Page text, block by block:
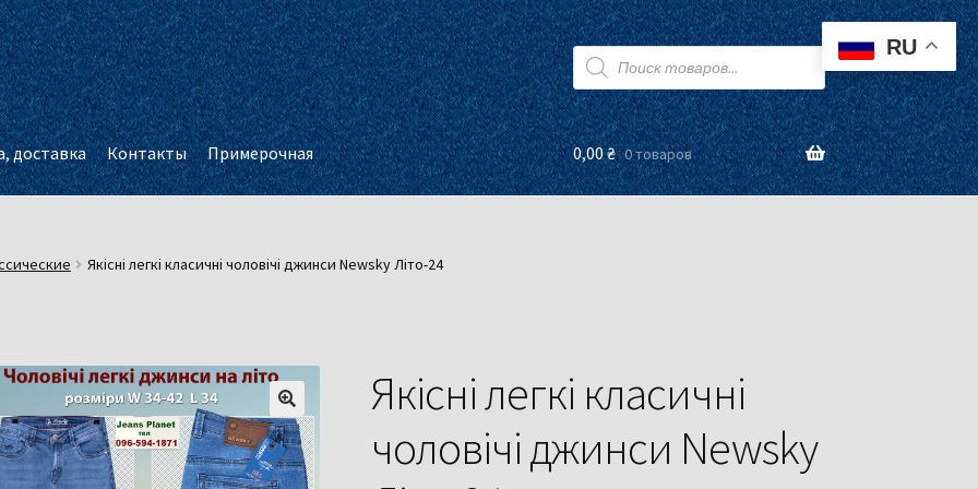
Поиск
товаров
доставка Контакты Примерочная 0,00₴ 0 товаров
Якісні легкі класичні чоловічі джинси Newsky Літо-24
Якісні легкі класичні
чоловічі джинси Newsky
RU